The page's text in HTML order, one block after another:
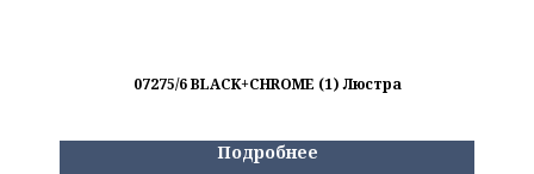
07275/6 BLACK+CHROME (1) Люстра
Подробнее